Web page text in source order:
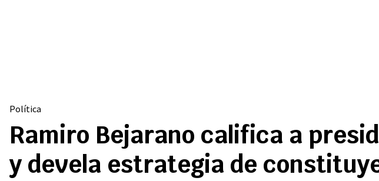
Política
Ramiro Bejarano califica a
y devela estrategia de